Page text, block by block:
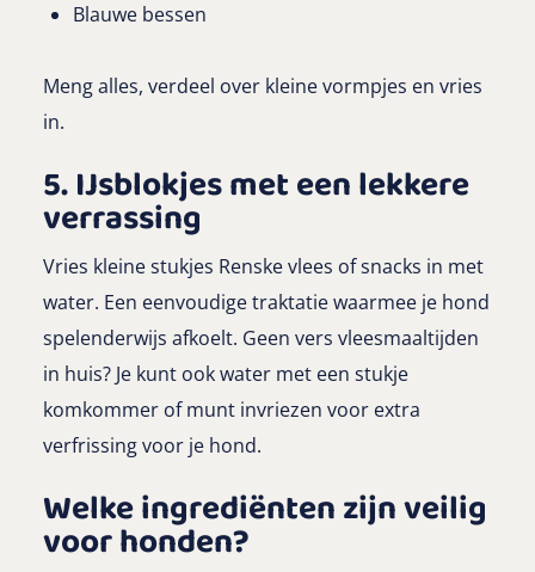
Blauwe bessen
Meng alles, verdeel over kleine vormpjes en vries
in.
5. IJsblokjes met een lekkere
verrassing
Vries kleine stukjes Renske vlees of snacks in met
water. Een eenvoudige traktatie waarmee je hond
spelenderwijs afkoelt. Geen vers vleesmaaltijden
in huis? Je kunt ook water met een stukje
komkommer of munt invriezen voor extra
verfrissing voor je hond.
Welke ingrediënten zijn veilig
voor honden?